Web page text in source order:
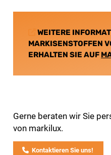
WEITERE
MARKISENSTOFFEN
ERHALTEN SIE AUF
Gerne beraten wir Sie
von markilux.
Kontaktieren Sie uns!